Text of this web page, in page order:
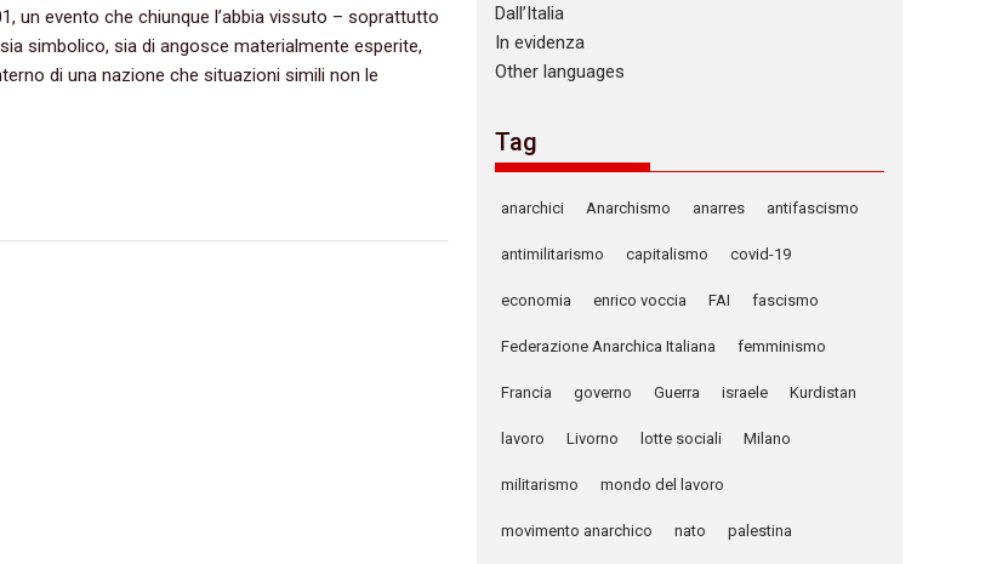
‬un evento che chiunque l’abbia vissuto‭ – ‬soprattutto
simbolico,‭ ‬sia di angosce materialmente esperite,‭
di una nazione che situazioni simili non le
Dall’Italia
In evidenza
Other languages
Tag
anarchici Anarchismo anarres antifascismo
antimilitarismo capitalismo covid-19
economia enrico voccia FAI fascismo
Federazione Anarchica Italiana femminismo
Francia governo Guerra israele Kurdistan
lavoro Livorno lotte sociali Milano
militarismo mondo del lavoro
movimento anarchico nato palestina